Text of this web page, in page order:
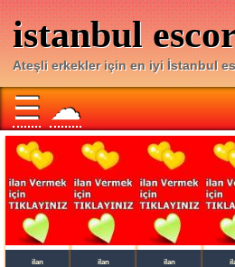
istanbul
Ateşli erkekler için en iyi İstanbul
☰ ☁
ilan ilan ilan